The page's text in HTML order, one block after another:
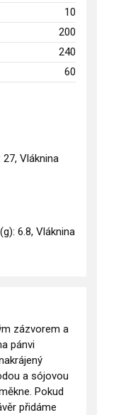
10
200
240
60
27, Vláknina
6.8, Vláknina
zázvorem a
pánvi
a sójovou
Pokud
přidáme